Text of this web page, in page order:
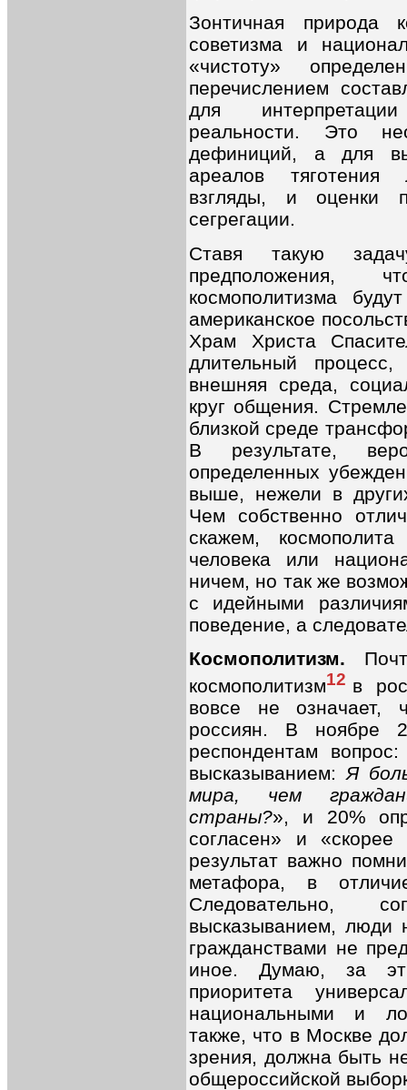
Зонтичная природа
советизма и
«чистоту»
перечислением
для
реальности. Это
дефиниций, а для
ареалов
взгляды, и оценки
сегрегации.
Ставя такую
предположения,
космополитизма
американское
Храм Христа
длительный
внешняя среда,
круг общения.
близкой среде
В результате,
определенных
выше, нежели в
Чем собственно
скажем, космополита
человека или
ничем, но так же
с идейными
поведение, а
Космополитизм.
космополитизм12 в
вовсе не означает,
россиян. В ноябре
респондентам
высказыванием: Я
мира, чем
страны?», и 20%
согласен» и «скорее
результат важно
метафора, в
Следовательно,
высказыванием, люди
гражданствами не
иное. Думаю, за
приоритета
национальными и
также, что в Москве
зрения, должна быть
общероссийской